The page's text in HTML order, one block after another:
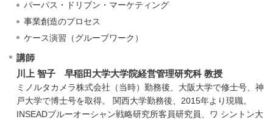
パーパス・ドリブン・マーケティング
事業創造のプロセス
ケース演習（グループワーク）
講師
川上 智子 早稲田大学大学院経営管理研究科 教授
ミノルタカメラ株式会社（当時）勤務後、大阪大学で修士号、神
戸大学で博士号を取得。 関西大学勤務後、2015年より現職。
INSEADブルーオーシャン戦略研究所客員研究員、ワ シントン大